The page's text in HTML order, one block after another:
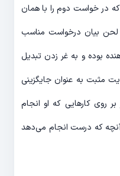
در خواست دوم را با همان
بیان درخواست مناسب
بوده و به غر زدن تبدیل
مثبت به عنوان جایگزینی
روی کارهایی که او انجام
نمی‌دهد، تلاش خود را برای تحسین آن‎چه که درست انجام می‌دهد